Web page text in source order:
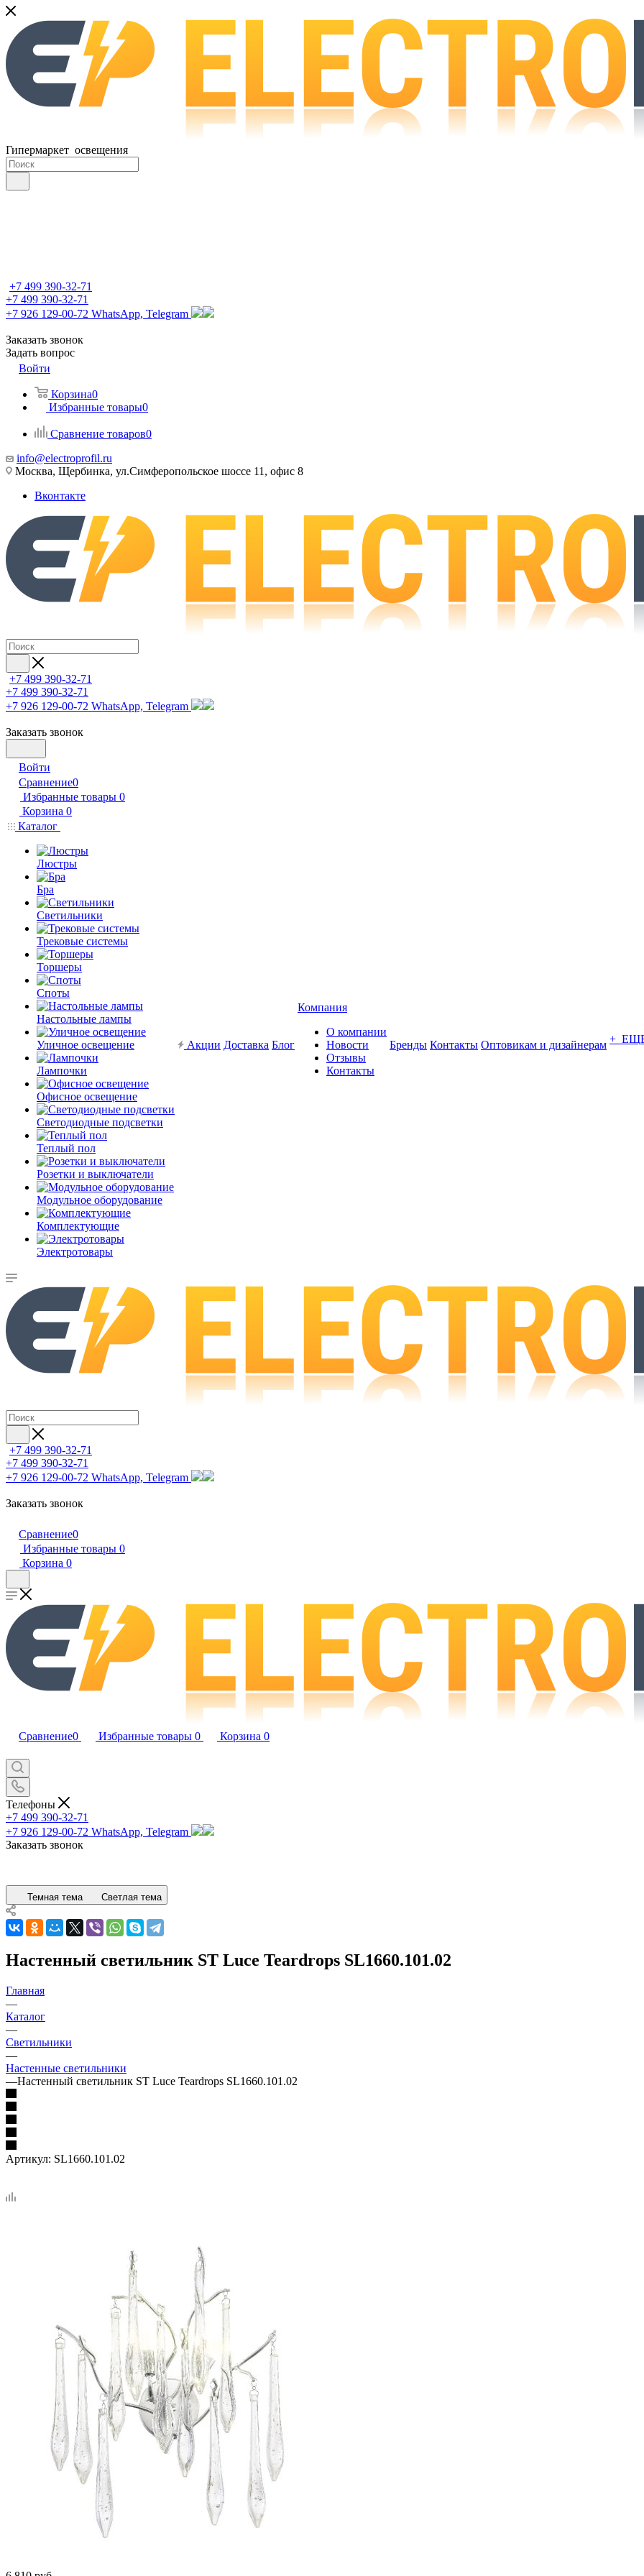
Гипермаркет освещения
+7 499 390-32-71
+7 499 390-32-71
+7 926 129-00-72 WhatsApp, Telegram
Заказать звонок
Задать вопрос
Войти
Корзина0
Избранные товары0
Сравнение товаров0
info@electroprofil.ru
Москва, Щербинка, ул.Симферопольское шоссе 11, офис 8
Вконтакте
+7 499 390-32-71
+7 499 390-32-71
+7 926 129-00-72 WhatsApp, Telegram
Заказать звонок
Войти
Сравнение0
Избранные товары 0
Корзина 0
Каталог
Люстры
Бра
Светильники
Трековые системы
Торшеры
Споты
Настольные лампы
Уличное освещение
Лампочки
Офисное освещение
Светодиодные подсветки
Теплый пол
Розетки и выключатели
Модульное оборудование
Комплектующие
Электротовары
Акции Доставка Блог
Компания
О компании
Новости
Отзывы
Контакты
Бренды Контакты Оптовикам и дизайнерам +
+7 499 390-32-71
+7 499 390-32-71
+7 926 129-00-72 WhatsApp, Telegram
Заказать звонок
Сравнение0
Избранные товары 0
Корзина 0
Сравнение0 Избранные товары 0 Корзина 0
Телефоны
+7 499 390-32-71
+7 926 129-00-72 WhatsApp, Telegram
Заказать звонок
Темная тема Светлая тема
Настенный светильник ST Luce Teardrops SL1660.101.02
Главная
—
Каталог
—
Светильники
—
Настенные светильники
—Настенный светильник ST Luce Teardrops SL1660.101.02
Артикул: SL1660.101.02